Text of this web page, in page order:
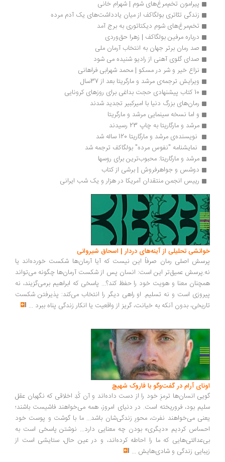
پیرامون تخم‌مرغ‌های شوم | شهرام خانی
زندگی تئاتری بولگاکف از میان یادداشت‌های یک آدم مرده
تخم‌مرغ‌های شوم دیکتاتوری به برج آمد
درباره مرفین بولگاکف | زهرا حق‌وردی
صد رمان برتر جهان به انتخاب آرمان ملی
صدای گلوی آهنی از رادیو شنیده می شود
نزاع خیر و شر در مسکو | محمد شهرابی فراهانی
ویرایش ترجمه‌ی مرشد و مارگریتا بعد از 37سال
10 کتاب پیشنهادی حجت بداغی برای روزهای کرونایی
رمان‌های بزرگ دنیا با امیرکبیر تجدید شدند
و اما نسخه سینمایی مرشد و مارگریتا
مرشد و مارگاریتا به چاپ 23 رسیدند
نویسنده‌ی مرشد و مارگاریتا 120 ساله شد
نمایشنامه "نفوس مرده" بولگاکف ترجمه شد
مرشد و مارگاریتا: محبوب‌ترین برای روسها
دوشس و جواهرفروش | برشی از کتاب
رییس انجمن منتقدان آمریکا در هزار و یک شب ایرانی
خوانشی تحلیلی از آینه‌های دردار | اسحاق شیروانی
پرسش اصلی رمان صرفاً این نیست که آیا آرمان‌ها شکست خورده‌اند یا
نه.پرسش عمیق‌تر این است: انسان پس از شکست آرمان‌ها چگونه می‌تواند
همچنان معنا و هویت خود را حفظ کند؟... پاسخی که ابراهیم برمی‌گزیند، نه
پیروزی است و نه تسلیم. او راهی دیگر را انتخاب می‌کند: پذیرفتن شکست
تاریخی، بدون آنکه به خیانت، گریز از واقعیت یا انکار زندگی پناه ببرد ...
اونای آرام در گفت‌وگو با فاروک شهیچ‭
گویی انسان‌ها ترمزِ خود را از دست داده‌اند و آن کُدِ اخلاقی که نگهبان عقل
سلیم بود، فروریخته است. در دنیای امروز، همه می‌خواهند فاشیست باشند؛
یعنی می‌خواهند نفرت، محورِ زندگی‌شان باشد... ما با گوشت و پوست خود
احساس کردیم «دیگری» بودن چه معنایی دارد... نوشتن پاسخی است به
بی‌عدالتی‌هایی که ما را احاطه کرده‌اند، و در عین حال، ستایشی است از
زیبایی زندگی و شادی‌هایش ...